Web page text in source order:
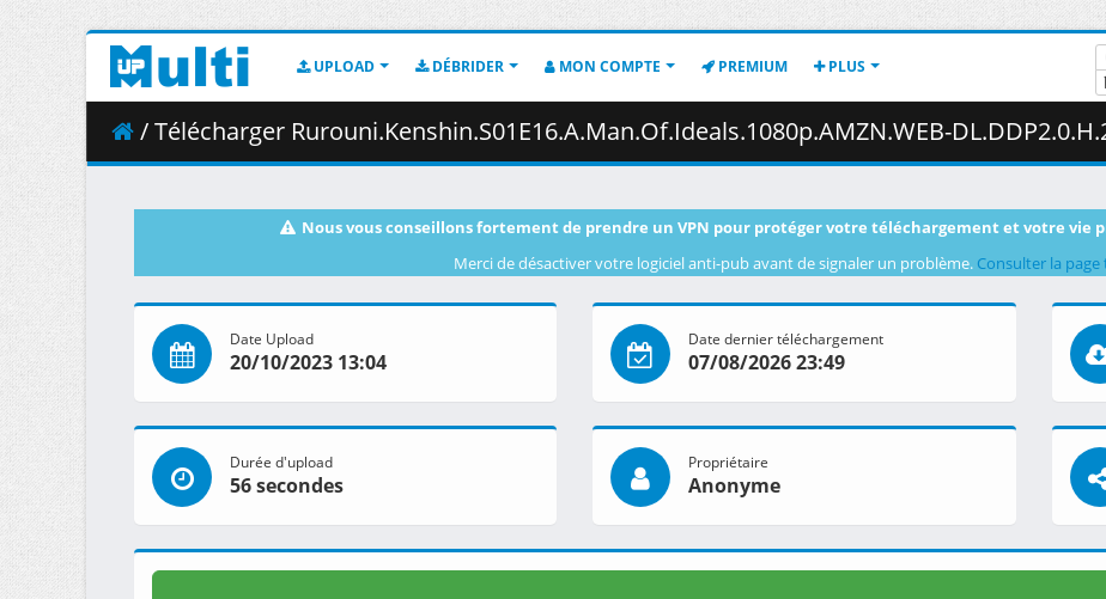
UPLOAD DÉBRIDER MON COMPTE PREMIUM PLUS
/ Télécharger Rurouni.Kenshin.S01E16.A.Man.Of.Ideals.1080p.AMZN.WEB-DL.DDP2.0.H.264-VARYG.mkv.002 (
Nous vous conseillons fortement de prendre un VPN pour protéger votre téléchargement et votre vie
Merci de désactiver votre logiciel anti-pub avant de signaler un problème. Consulter la
Date Upload
20/10/2023 13:04
Date dernier téléchargement
07/08/2026 23:49
Durée d'upload
56 secondes
Propriétaire
Anonyme